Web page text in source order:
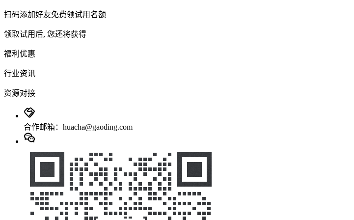
扫码添加好友免费领试用名额
领取试用后, 您还将获得
福利优惠
行业资讯
资源对接
合作邮箱：huacha@gaoding.com